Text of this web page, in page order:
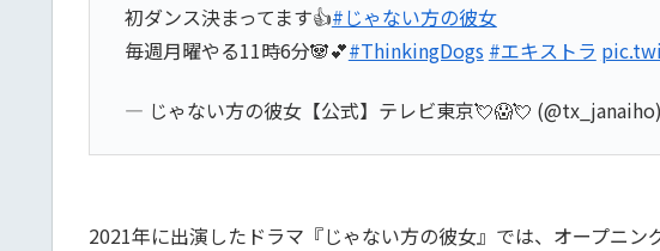
初ダンス決まってます👍#じゃない方の彼女
毎週月曜やる11時6分🐼💕#ThinkingDogs #エキストラ
— じゃない方の彼女【公式】テレビ東京💘😱💘 (@tx_janaiho)
2021年に出演したドラマ『じゃない方の彼女』では、オープニ